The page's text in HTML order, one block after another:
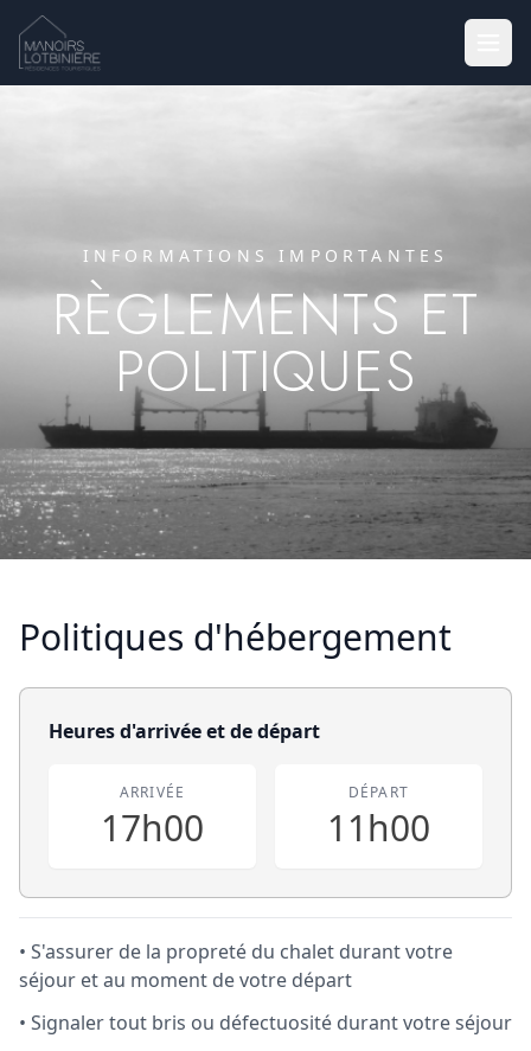
INFORMATIONS IMPORTANTES
RÈGLEMENTS ET
POLITIQUES
Politiques d'hébergement
Heures d'arrivée et de départ
ARRIVÉE
17h00
DÉPART
11h00
• S'assurer de la propreté du chalet durant votre
séjour et au moment de votre départ
• Signaler tout bris ou défectuosité durant votre séjour